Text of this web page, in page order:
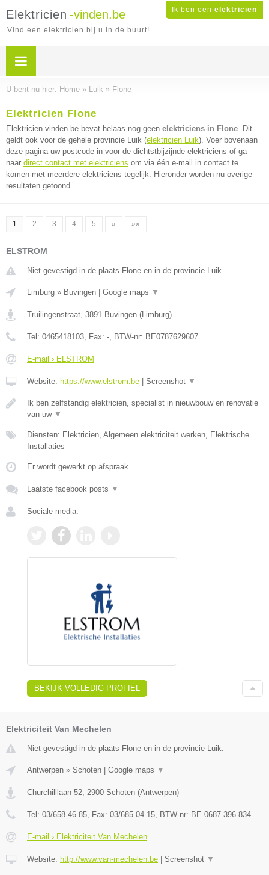
Ik ben een elektricien
Elektricien -vinden.be
Vind een elektricien bij u in de buurt!
U bent nu hier: Home » Luik » Flone
Elektricien Flone
Elektricien-vinden.be bevat helaas nog geen elektriciens in Flone. Dit
geldt ook voor de gehele provincie Luik (elektricien Luik). Voer bovenaan
deze pagina uw postcode in voor de dichtstbijzijnde elektriciens of ga
naar direct contact met elektriciens om via één e-mail in contact te
komen met meerdere elektriciens tegelijk. Hieronder worden nu overige
resultaten getoond.
1 2 3 4 5 » »»
ELSTROM
Niet gevestigd in de plaats Flone en in de provincie Luik.
Limburg » Buvingen Google maps ▼
Truilingenstraat, 3891 Buvingen (Limburg)
Tel: 0465418103, Fax: -, BTW-nr: BE0787629607
E-mail › ELSTROM
Website: https://www.elstrom.be Screenshot ▼
Ik ben zelfstandig elektricien, specialist in nieuwbouw en renovatie
van uw ▼
Diensten: Elektricien, Algemeen elektriciteit werken, Elektrische
Installaties
Er wordt gewerkt op afspraak.
Laatste facebook posts ▼
Sociale media:
BEKIJK VOLLEDIG PROFIEL
Elektriciteit Van Mechelen
Niet gevestigd in de plaats Flone en in de provincie Luik.
Antwerpen » Schoten | Google maps ▼
Churchilllaan 52 2900 Schoten (Antwerpen)
Tel: 03/658.46.85 , Fax: 03/685.04.15 , BTW-nr: BE 0687.396.834
E-mail › Elektriciteit Van Mechelen
Website: http://www.van-mechelen.be | Screenshot ▼